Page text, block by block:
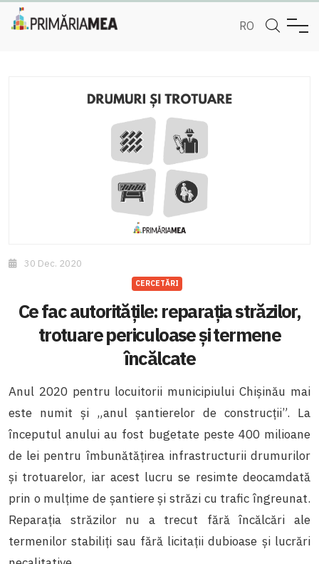
RO
30 Dec. 2020
CERCETĂRI
Ce fac autoritățile: reparația străzilor,
trotuare periculoase și termene
încălcate
Anul 2020 pentru locuitorii municipiului Chișinău mai
este numit și „anul șantierelor de construcții”. La
începutul anului au fost bugetate peste 400 milioane
de lei pentru îmbunătățirea infrastructurii drumurilor
și trotuarelor, iar acest lucru se resimte deocamdată
prin o mulțime de șantiere și străzi cu trafic îngreunat.
Reparația străzilor nu a trecut fără încălcări ale
termenilor stabiliți sau fără licitații dubioase și lucrări